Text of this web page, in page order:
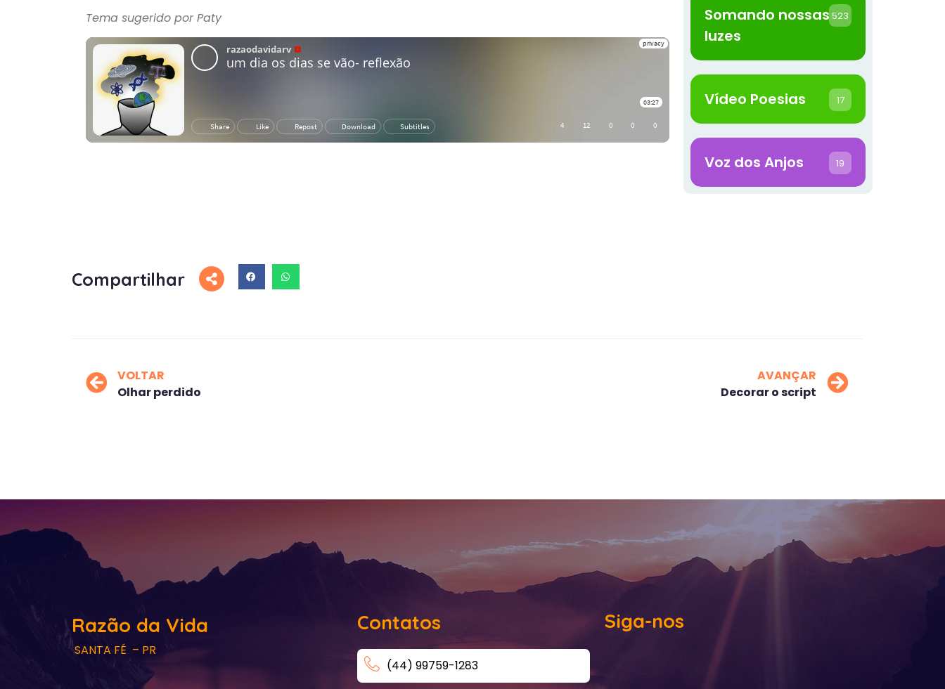
Tema sugerido por Paty
Somando nossas
luzes
523
Vídeo Poesias 17
Voz dos Anjos 19
Compartilhar
VOLTAR
Olhar perdido
AVANÇAR
Decorar o script
Razão da Vida
SANTA FÉ – PR
Contatos
(44) 99759-1283
Siga-nos